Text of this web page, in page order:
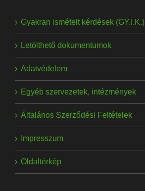
Gyakran ismételt kérdések (GY.I.K.)
Letölthető dokumentumok
Adatvédelem
Egyéb szervezetek, intézmények
Általános Szerződési Feltételek
Impresszum
Oldaltérkép